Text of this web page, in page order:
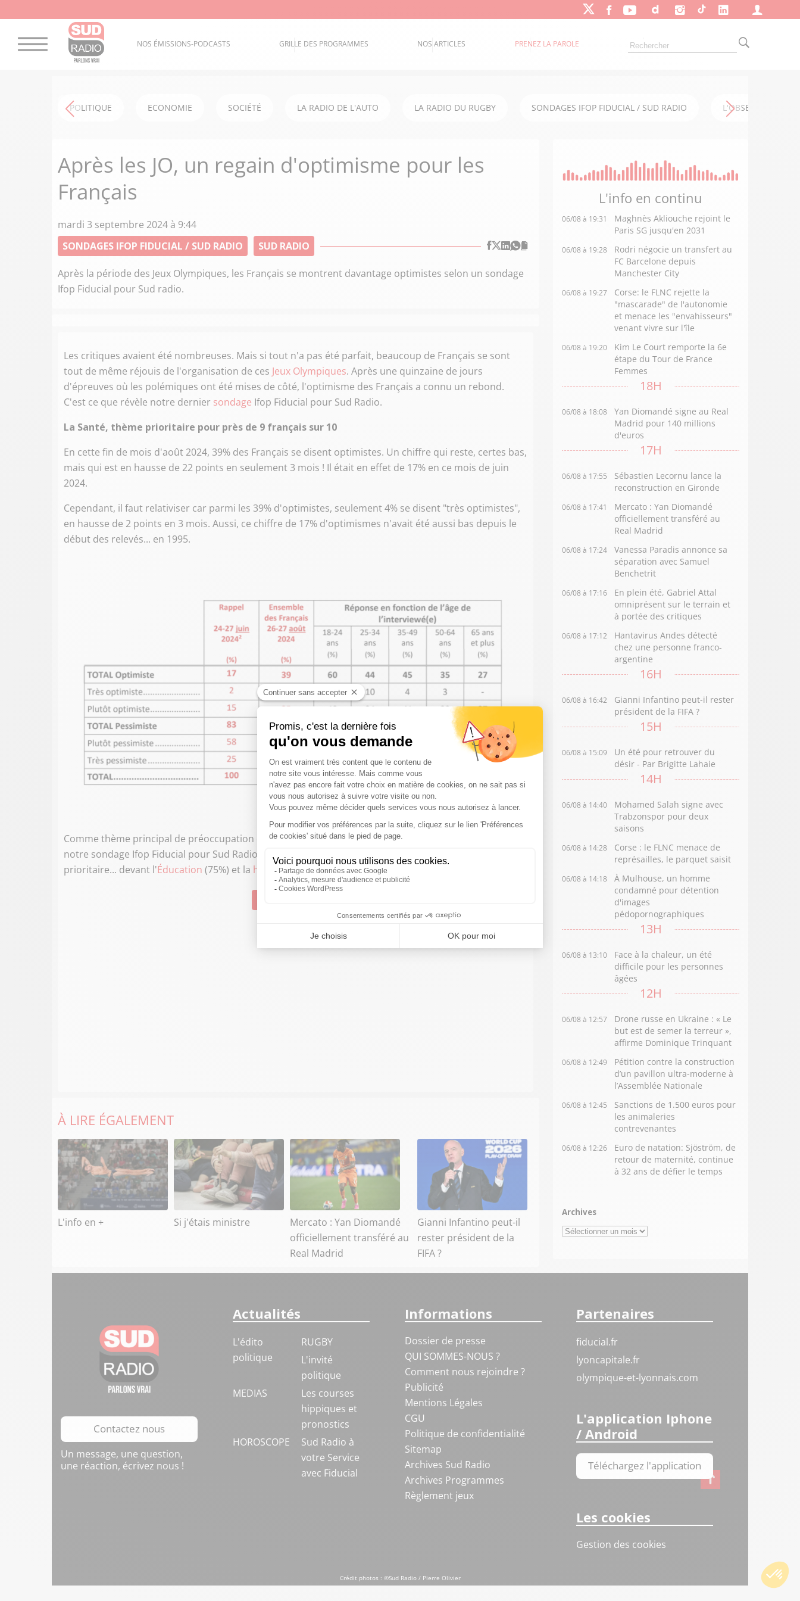
NOS ÉMISSIONS-PODCASTS GRILLE DES PROGRAMMES NOS ARTICLES PRENEZ LA PAROLE
POLITIQUE ECONOMIE SOCIÉTÉ LA RADIO DE L'AUTO LA RADIO DU RUGBY SONDAGES IFOP FIDUCIAL / SUD RADIO L'OBSERVATOIRE
Après les JO, un regain d'optimisme pour les
Français
mardi 3 septembre 2024 à 9:44
SONDAGES IFOP FIDUCIAL / SUD RADIO
SUD RADIO
Après la période des Jeux Olympiques, les Français se montrent davantage optimistes selon un sondage
Ifop Fiducial pour Sud radio.
Les critiques avaient été nombreuses. Mais si tout n'a pas été parfait, beaucoup de Français se sont
tout de même réjouis de l'organisation de ces Jeux Olympiques. Après une quinzaine de jours
d'épreuves où les polémiques ont été mises de côté, l'optimisme des Français a connu un rebond.
C'est ce que révèle notre dernier sondage Ifop Fiducial pour Sud Radio.
La Santé, thème prioritaire pour près de 9 français sur 10
En cette fin de mois d'août 2024, 39% des Français se disent optimistes. Un chiffre qui reste, certes bas,
mais qui est en hausse de 22 points en seulement 3 mois ! Il était en effet de 17% en ce mois de juin
2024.
Cependant, il faut relativiser car parmi les 39% d'optimistes, seulement 4% se disent "très optimistes",
en hausse de 2 points en 3 mois. Aussi, ce chiffre de 17% d'optimismes n'avait été aussi bas depuis le
début des relevés... en 1995.
Comme thème principal de préoccupation des Français, la Santé est devant tous les autres. Selon
notre sondage Ifop Fiducial pour Sud Radio 87% des Français estiment que la
Santé
prioritaire... devant l'Éducation (75%) et la hausse des prix(74%).
À LIRE ÉGALEMENT
L'info en + Si j'étais ministre
Mercato : Yan Diomandé
officiellement transféré au
Real Madrid
Gianni Infantino peut-il
rester président de la
FIFA ?
L'info en continu
06/08 à 19:31
Maghnès Akliouche rejoint le
Paris SG jusqu'en 2031
06/08 à 19:28
Rodri négocie un transfert au
FC Barcelone depuis
Manchester City
06/08 à 19:27
Corse: le FLNC rejette la
"mascarade" de l'autonomie
et menace les "envahisseurs"
venant vivre sur l'île
06/08 à 19:20
Kim Le Court remporte la 6e
étape du Tour de France
Femmes
18H
06/08 à 18:08
Yan Diomandé signe au Real
Madrid pour 140 millions
d'euros
17H
06/08 à 17:55
Sébastien Lecornu lance la
reconstruction en Gironde
06/08 à 17:41
Mercato : Yan Diomandé
officiellement transféré au
Real Madrid
06/08 à 17:24
Vanessa Paradis annonce sa
séparation avec Samuel
Benchetrit
06/08 à 17:16
En plein été, Gabriel Attal
omniprésent sur le terrain et
à portée des critiques
06/08 à 17:12
Hantavirus Andes détecté
chez une personne franco-
argentine
16H
06/08 à 16:42
Gianni Infantino peut-il rester
président de la FIFA ?
15H
06/08 à 15:09
Un été pour retrouver du
désir - Par Brigitte Lahaie
14H
06/08 à 14:40
Mohamed Salah signe avec
Trabzonspor pour deux
saisons
06/08 à 14:28
Corse : le FLNC menace de
représailles, le parquet saisit
06/08 à 14:18
À Mulhouse, un homme
condamné pour détention
d'images
pédopornographiques
13H
06/08 à 13:10
Face à la chaleur, un été
difficile pour les personnes
âgées
12H
06/08 à 12:57
Drone russe en Ukraine : « Le
but est de semer la terreur »,
affirme Dominique Trinquant
06/08 à 12:49
Pétition contre la construction
d’un pavillon ultra-moderne à
l’Assemblée Nationale
06/08 à 12:45
Sanctions de 1.500 euros pour
les animaleries
contrevenantes
06/08 à 12:26
Euro de natation: Sjöström, de
retour de maternité, continue
à 32 ans de défier le temps
Archives
Archives
Contactez nous
Un message, une question,
une réaction, écrivez nous !
Actualités
L'édito
politique
RUGBY
L'invité
politique
MEDIAS
Les courses
hippiques et
pronostics
HOROSCOPE
Sud Radio à
votre Service
avec Fiducial
Informations
Dossier de presse
QUI SOMMES-NOUS ?
Comment nous rejoindre ?
Publicité
Mentions Légales
CGU
Politique de confidentialité
Sitemap
Archives Sud Radio
Archives Programmes
Règlement jeux
Partenaires
fiducial.fr
lyoncapitale.fr
olympique-et-lyonnais.com
L'application Iphone
/ Android
Téléchargez l'application
Les cookies
Gestion des cookies
Crédit photos : ©Sud Radio / Pierre Olivier